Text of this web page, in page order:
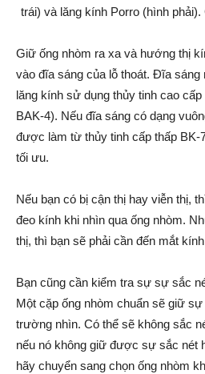
trái) và lăng kính Porro (hình
Giữ ống nhòm ra xa và hướng thị
vào đĩa sáng của lỗ thoát. Đĩa sáng
lăng kính sử dụng thủy tinh cao
BAK-4). Nếu đĩa sáng có dạng
được làm từ thủy tinh cấp thấp BK-
tối ưu.
Nếu bạn có bị cận thị hay viễn thị,
đeo kính khi nhìn qua ống nhòm.
thị, thì bạn sẽ phải cần đến mắt
Bạn cũng cần kiểm tra sự sự sắc
Một cặp ống nhòm chuẩn sẽ giữ
trường nhìn. Có thể sẽ không sắc
nếu nó không giữ được sự sắc nét
hãy chuyển sang chọn ống nhòm